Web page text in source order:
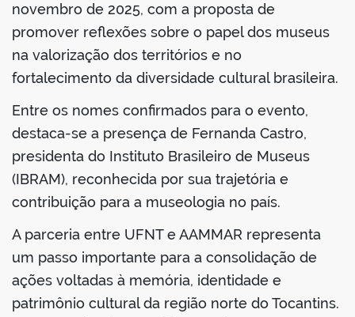
portal
novembro de 2025, com a proposta de
promover reflexões sobre o papel dos museus
na valorização dos territórios e no
fortalecimento da diversidade cultural brasileira.
Entre os nomes confirmados para o evento,
destaca-se a presença de Fernanda Castro,
presidenta do Instituto Brasileiro de Museus
(IBRAM), reconhecida por sua trajetória e
contribuição para a museologia no país.
A parceria entre UFNT e AAMMAR representa
um passo importante para a consolidação de
ações voltadas à memória, identidade e
patrimônio cultural da região norte do Tocantins.